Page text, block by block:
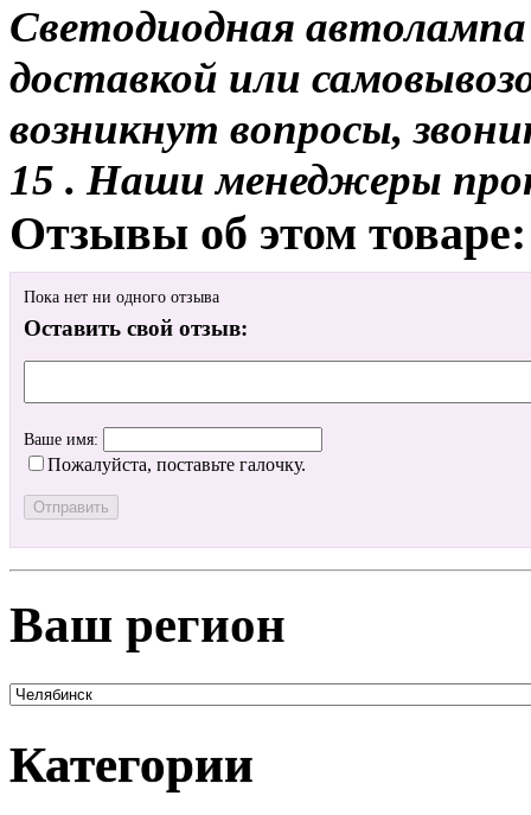
Светодиодная
доставкой или
возникнут вопросы,
15 . Наши менеджеры
Отзывы об этом товаре:
Пока нет ни одного отзыва
Оставить свой отзыв:
Ваше имя:
Пожалуйста, поставьте галочку.
Ваш регион
Категории